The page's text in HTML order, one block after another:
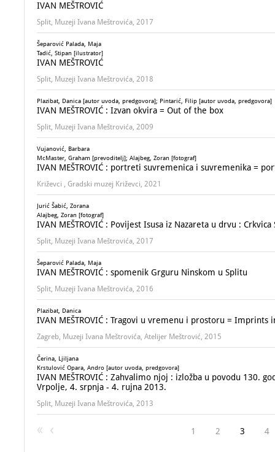
IVAN MEŠTROVIĆ
Split, Muzeji Ivana Meštrovića, 2017
Šeparović Palada, Maja
Tadić, Stipan [ilustrator]
IVAN MEŠTROVIĆ
Split, Muzeji Ivana Meštrovića, 2018
Plazibat, Danica [autor uvoda, predgovora]; Pintarić, Filip [autor uvoda, predgovora]
IVAN MEŠTROVIĆ : Izvan okvira = Out of the box
Split, Muzeji Ivana Meštrovića, 2009
Vujanović, Barbara
McMaster, Graham [prevoditelj]; Alajbeg, Zoran [fotograf]
IVAN MEŠTROVIĆ : portreti suvremenica i suvremenika =
Križevci , Gradski muzej Križevci, 2021
Jurić Šabić, Zorana
Alajbeg, Zoran [fotograf]
IVAN MEŠTROVIĆ : Povijest Isusa iz Nazareta u drvu :
Split, Muzeji Ivana Meštrovića, 2017
Šeparović Palada, Maja
IVAN MEŠTROVIĆ : spomenik Grguru Ninskom u Splitu
Split, Muzeji Ivana Meštrovića, 2016
Plazibat, Danica
IVAN MEŠTROVIĆ : Tragovi u vremenu i prostoru = Imprints
Zagreb, Muzeji Ivana Meštrovića, Atelijer Meštrović, 2015
Čerina, Ljiljana
Krstulović Opara, Andro [autor uvoda, predgovora]
IVAN MEŠTROVIĆ : Zahvalimo njoj : izložba u povodu 130.
Vrpolje, 4. srpnja - 4. rujna 2013.
Split, Muzeji Ivana Meštrovića, 2013
1 2 3 4